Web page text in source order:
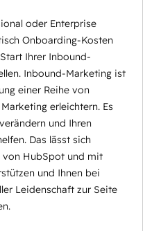
oder Enterprise
Onboarding-Kosten
Ihrer Inbound-
Inbound-Marketing ist
einer Reihe von
erleichtern. Es
und Ihren
Das lässt sich
von HubSpot und mit
und Ihnen bei
Leidenschaft zur Seite